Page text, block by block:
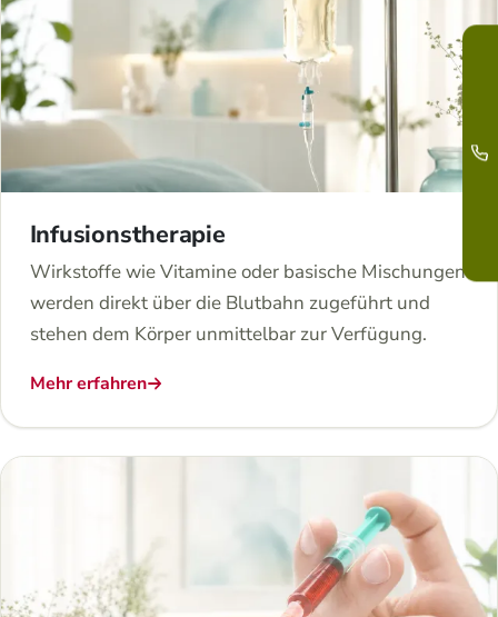
Infusionstherapie
Wirkstoffe wie Vitamine oder basische Mischungen
werden direkt über die Blutbahn zugeführt und
stehen dem Körper unmittelbar zur Verfügung.
Mehr erfahren